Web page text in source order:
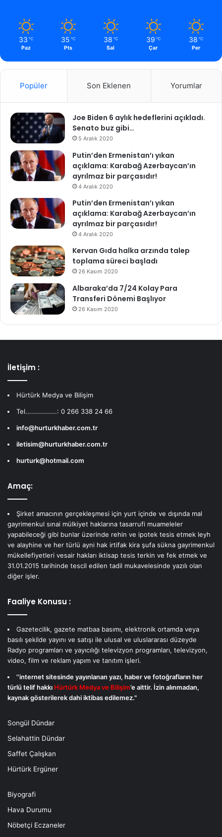
33 ℃
Paz
35 ℃
Pts
38 ℃
Sal
39 ℃
Çar
38 ℃
Per
Popüler Son Eklenen Yorumlar
Joe Biden 6 aylık hedeflerini açıkladı.
Senato buz gibi…
5 Aralık 2020
Putin’den Ermenistan’ı yıkan
açıklama: Karabağ Azerbaycan’ın
ayrılmaz bir parçasıdır!
4 Aralık 2020
Putin’den Ermenistan’ı yıkan
açıklama: Karabağ Azerbaycan’ın
ayrılmaz bir parçasıdır!
4 Aralık 2020
Kervan Gıda halka arzında talep
toplama süreci başladı
26 Kasım 2020
Albaraka’da 7/24 Kolay Para
Transferi Dönemi Başlıyor
26 Kasım 2020
İletişim :
Hürtürk Medya ve Bilişim
Tel................: 0 266 338 24 66
info@hurturkhaber.com.tr
iletisim@hurturkhaber.com.tr
hurturk@hotmail.com
Amaç:
Şirket amacının gerçekleşmesi için yurt içinde ve dışında mal
gayrimenkul sınai mülkiyet haklarına tasarrufi muameleler
yapabileceği gibi bunlar üzerinde rehin ve ipotek tesis etmek leyh
ve alayhine ve her türlü ayni hak irtifak kira şufa sükna gayrimenkul
mükellefiyetleri vesair hakları iktisap tesis terkin ve fek etmek ve
31.01.2015 tarihinde tescil edilen tadil mukavelesinde yazılı olan
diğer işler.
Faaliye Konusu :
Gazetecilik, gazete matbaa basımı, elektronik ortamda veya
basılı şekilde yayını ve satışı ile ulusal ve uluslararası düzeyde
Radyo programları ve yayıcılığı televizyon programları, televizyon,
video, film ve reklam yapım ve tanıtım işleri.
''internet sitesinde yayınlanan yazı, haber ve fotoğrafların her
türlü telif hakkı Hürtürk Medya ve Bilişim’e aittir. İzin alınmadan,
kaynak gösterilerek dahi iktibas edilemez."
Songül Dündar
Selahattin Dündar
Saffet Çalışkan
Hürtürk Ergüner
Biyografi
Hava Durumu
Nöbetçi Eczaneler